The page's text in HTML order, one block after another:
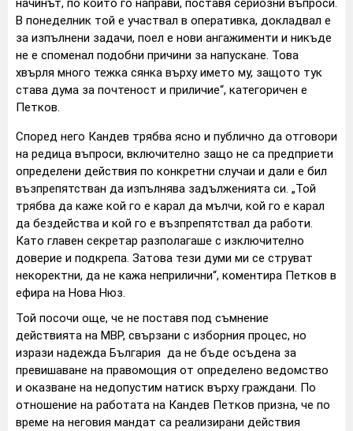
начинът, по който го направи, поставя сериозни въпроси.
В понеделник той е участвал в оперативка, докладвал е
за изпълнени задачи, поел е нови ангажименти и никъде
не е споменал подобни причини за напускане. Това
хвърля много тежка сянка върху името му, защото тук
става дума за почтеност и приличие“, категоричен е
Петков.
Според него Кандев трябва ясно и публично да отговори
на редица въпроси, включително защо не са предприети
определени действия по конкретни случаи и дали е бил
възпрепятстван да изпълнява задълженията си. „Той
трябва да каже кой го е карал да мълчи, кой го е карал
да бездейства и кой го е възпрепятствал да работи.
Като главен секретар разполагаше с изключително
доверие и подкрепа. Затова тези думи ми се струват
некоректни, да не кажа неприлични“, коментира Петков в
ефира на Нова Нюз.
Той посочи още, че не поставя под съмнение
действията на МВР, свързани с изборния процес, но
изрази надежда България да не бъде осъдена за
превишаване на правомощия от определено ведомство
и оказване на недопустим натиск върху граждани. По
отношение на работата на Кандев Петков призна, че по
време на неговия мандат са реализирани действия